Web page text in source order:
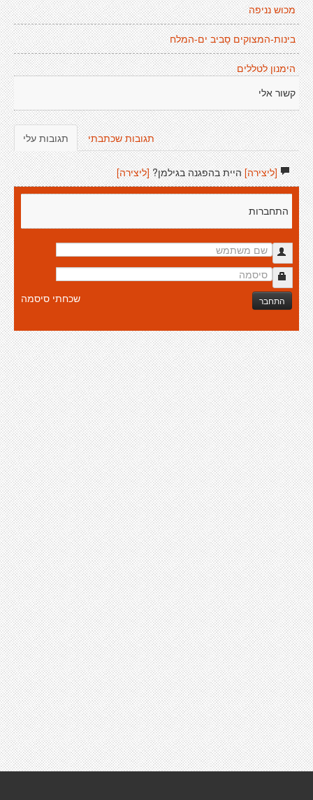
מכוש נניפה
בינות-המצוקים סָביב ים-המלח
הימנון לטללים
קשור אלי
תגובות עלי תגובות שכתבתי
[ליצירה]היית בהפגנה בגילמן? [ליצירה]
התחברות
התחבר שכחתי סיסמה